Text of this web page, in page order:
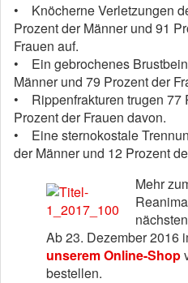
• Knöcherne Verletzungen
Prozent der Männer und 91
Frauen auf.
• Ein gebrochenes
Männer und 79 Prozent der
• Rippenfrakturen trugen 77
Prozent der Frauen davon.
• Eine sternokostale
der Männer und 12 Prozent
Mehr
Ab 23. Dezember 2016
unserem Online-Shop
bestellen.